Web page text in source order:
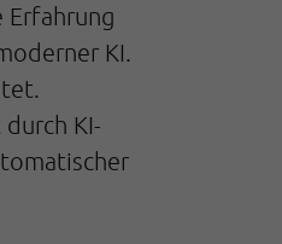
Erfahrung
KI.
KI-